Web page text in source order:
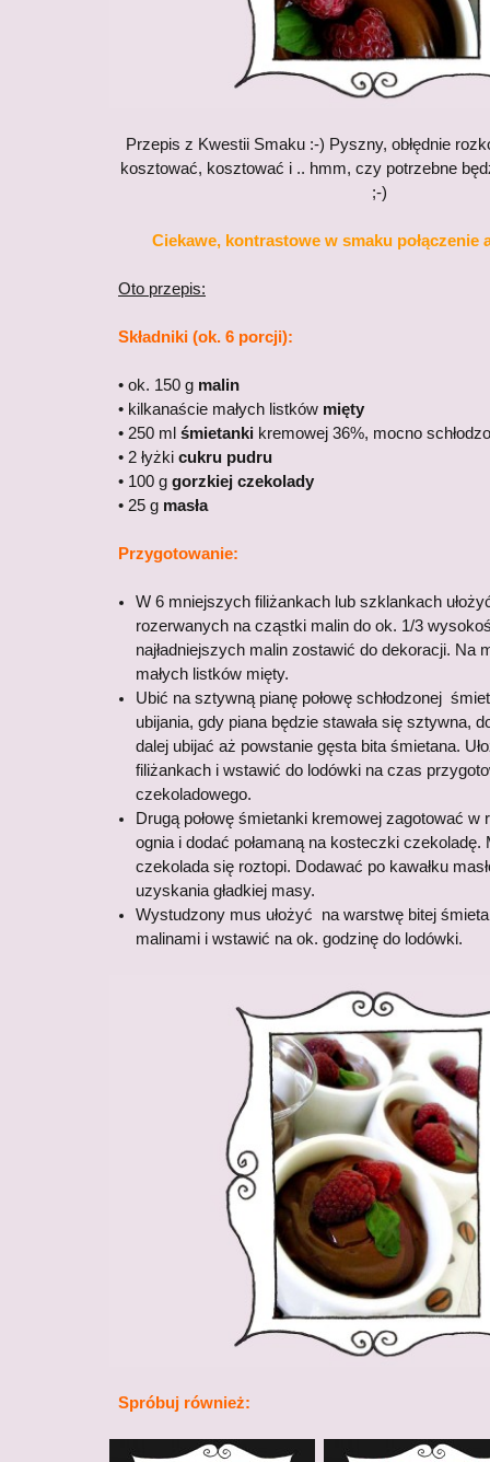
Przepis z Kwestii Smaku :-) Pyszny, obłędnie
kosztować, kosztować i .. hmm, czy potrzebne
;-)
Ciekawe, kontrastowe w smaku
Oto przepis:
Składniki (ok. 6 porcji):
• ok. 150 g malin
• kilkanaście małych listków mięty
• 250 ml śmietanki kremowej 36%, mocno
• 2 łyżki cukru pudru
• 100 g gorzkiej czekolady
• 25 g masła
Przygotowanie:
W 6 mniejszych filiżankach lub szklankach
rozerwanych na cząstki malin do ok. 1/3
najładniejszych malin zostawić do dekoracji. Na
małych listków mięty.
Ubić na sztywną pianę połowę schłodzonej
ubijania, gdy piana będzie stawała się sztywna,
dalej ubijać aż powstanie gęsta bita śmietana.
filiżankach i wstawić do lodówki na czas
czekoladowego.
Drugą połowę śmietanki kremowej zagotować w
ognia i dodać połamaną na kosteczki czekoladę.
czekolada się roztopi. Dodawać po kawałku
uzyskania gładkiej masy.
Wystudzony mus ułożyć na warstwę bitej
malinami i wstawić na ok. godzinę do lodówki.
Spróbuj również: